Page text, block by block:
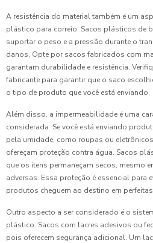
A resistência do material também é um
plástico para correio. Sacos plásticos de
suportar o peso e a pressão durante o
danos. Opte por sacos fabricados com
garantam durabilidade e resistência.
fabricante para garantir que o saco
o tipo de produto que você está enviando.
Além disso, a impermeabilidade é uma
considerada. Se você está enviando
pela umidade, como roupas ou
ofereçam proteção contra água. Sacos
que os itens permaneçam secos, mesmo
adversas. Essa proteção é essencial para
produtos cheguem ao destino em
Outro aspecto a ser considerado é o
plástico. Sacos com lacres adesivos ou
pois oferecem segurança adicional. Um